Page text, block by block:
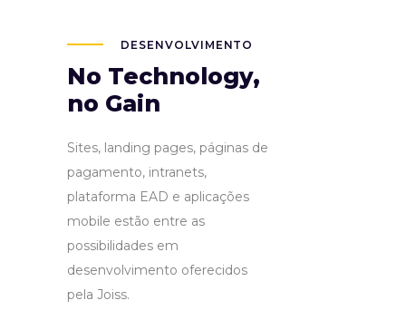
DESENVOLVIMENTO
No Technology,
no Gain
Sites, landing pages, páginas de
pagamento, intranets,
plataforma EAD e aplicações
mobile estão entre as
possibilidades em
desenvolvimento oferecidos
pela Joiss.